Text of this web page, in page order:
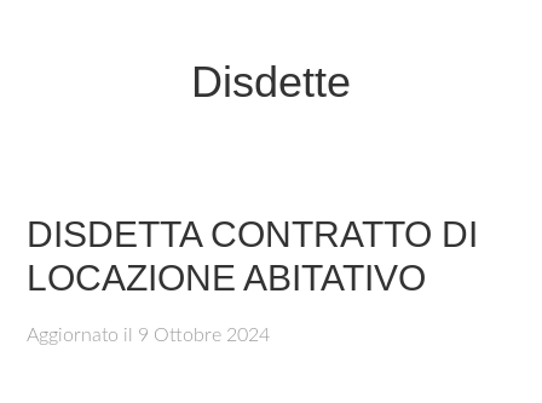
Disdette
DISDETTA CONTRATTO DI
LOCAZIONE ABITATIVO
Aggiornato il 9 Ottobre 2024